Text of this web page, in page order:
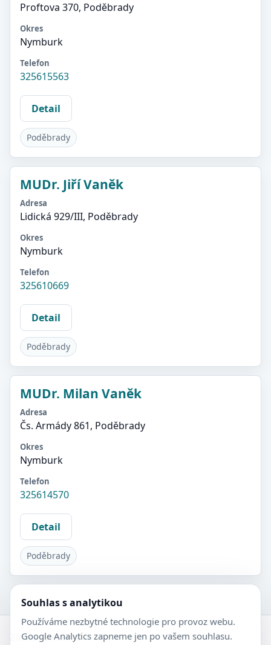
Proftova 370, Poděbrady
Okres
Nymburk
Telefon
325615563
Detail
Poděbrady
MUDr. Jiří Vaněk
Adresa
Lidická 929/III, Poděbrady
Okres
Nymburk
Telefon
325610669
Detail
Poděbrady
MUDr. Milan Vaněk
Adresa
Čs. Armády 861, Poděbrady
Okres
Nymburk
Telefon
325614570
Detail
Poděbrady
Zubní-lékaři.cz
Souhlas s analytikou
Používáme nezbytné technologie pro provoz webu.
Google Analytics zapneme jen po vašem souhlasu.